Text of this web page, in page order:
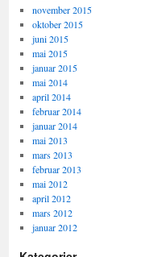
november 2015
oktober 2015
juni 2015
mai 2015
januar 2015
mai 2014
april 2014
februar 2014
januar 2014
mai 2013
mars 2013
februar 2013
mai 2012
april 2012
mars 2012
januar 2012